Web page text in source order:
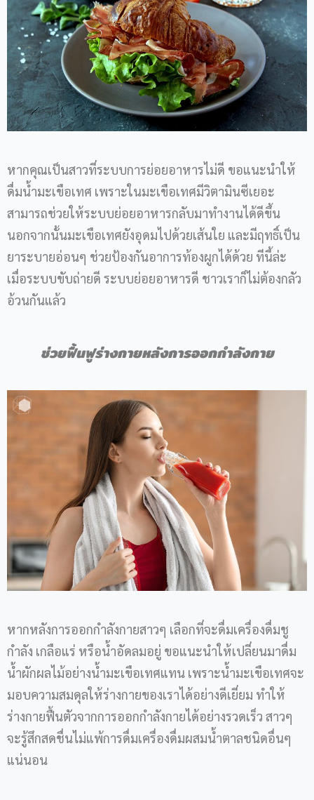
หากคุณเป็นสาวที่ระบบการย่อยอาหารไม่ดี ขอแนะนำให้
ดื่มน้ำมะเขือเทศ เพราะในมะเขือเทศมีวิตามินซีเยอะ
สามารถช่วยให้ระบบย่อยอาหารกลับมาทำงานได้ดีขึ้น
นอกจากนั้นมะเขือเทศยังอุดมไปด้วยเส้นใย และมีฤทธิ์เป็น
ยาระบายอ่อนๆ ช่วยป้องกันอาการท้องผูกได้ด้วย ทีนี้ล่ะ
เมื่อระบบขับถ่ายดี ระบบย่อยอาหารดี ชาวเราก็ไม่ต้องกลัว
อ้วนกันแล้ว
ช่วยฟื้นฟูร่างกายหลังการออกกำลังกาย
หากหลังการออกกำลังกายสาวๆ เลือกที่จะดื่มเครื่องดื่มชู
กำลัง เกลือแร่ หรือน้ำอัดลมอยู่ ขอแนะนำให้เปลี่ยนมาดื่ม
น้ำผักผลไม้อย่างน้ำมะเขือเทศแทน เพราะน้ำมะเขือเทศจะ
มอบความสมดุลให้ร่างกายของเราได้อย่างดีเยี่ยม ทำให้
ร่างกายฟื้นตัวจากการออกกำลังกายได้อย่างรวดเร็ว สาวๆ
จะรู้สึกสดชื่นไม่แพ้การดื่มเครื่องดื่มผสมน้ำตาลชนิดอื่นๆ
แน่นอน